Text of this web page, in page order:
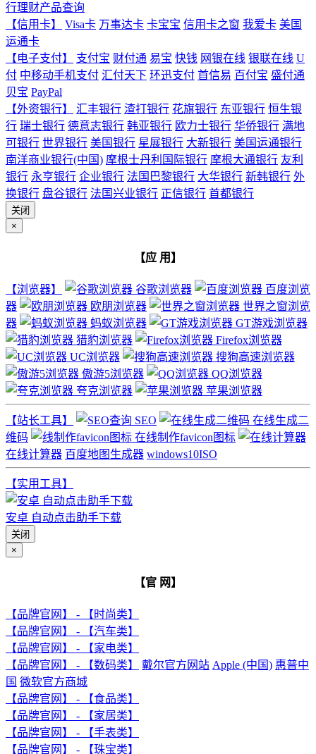
行理财产品查询
【信用卡】
Visa卡 万事达卡 卡宝宝 信用卡之窗 我爱卡 美国
运通卡
【电子支付】
支付宝 财付通 易宝 快钱 网银在线 银联在线 U
付 中移动手机支付 汇付天下 环迅支付 首信易 百付宝 盛付通
贝宝 PayPal
【外资银行】
汇丰银行 渣打银行 花旗银行 东亚银行 恒生银
行 瑞士银行 德意志银行 韩亚银行 欧力士银行 华侨银行 满地
可银行 世界银行 美国银行 星展银行 大新银行 美国运通银行
南洋商业银行(中国) 摩根士丹利国际银行 摩根大通银行 友利
银行 永亨银行 企业银行 法国巴黎银行 大华银行 新韩银行 外
换银行 盘谷银行 法国兴业银行 正信银行 首都银行
关闭
×
【应 用】
【浏览器】 谷歌浏览器
百度浏览
器
欧朋浏览器
世界之窗浏览
器
蚂蚁浏览器
GT游戏浏览器
猎豹浏览器
Firefox浏览器
UC浏览器
搜狗高速浏览器
傲游5浏览器
QQ浏览器
夸克浏览器
苹果浏览器
【站长工具】 SEO
在线生成二
维码
在线制作favicon图标
在线计算器 百度地图生成器 windows10ISO
【实用工具】
安卓 自动点击助手下载
关闭
×
【官 网】
【品牌官网】 - 【时尚类】
【品牌官网】 - 【汽车类】
【品牌官网】 - 【家电类】
【品牌官网】 - 【数码类】
戴尔官方网站 Apple (中国) 惠普中
国 微软官方商城
【品牌官网】 - 【食品类】
【品牌官网】 - 【家居类】
【品牌官网】 - 【手表类】
【品牌官网】 - 【珠宝类】